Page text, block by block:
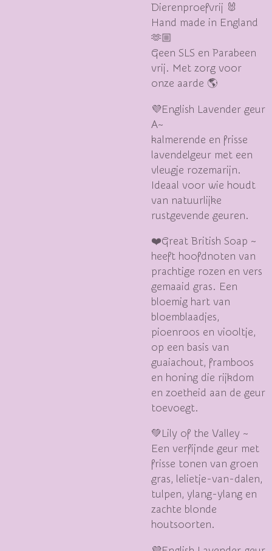
Dierenproefvrij 🐰
Hand made in England
🫶🏼
Geen SLS en Parabeen
vrij. Met zorg voor
onze aarde 🌎
💜English Lavender geur
A~
kalmerende en frisse
lavendelgeur met een
vleugje rozemarijn.
Ideaal voor wie houdt
van natuurlijke
rustgevende geuren.
❤️Great British Soap ~
heeft hoofdnoten van
prachtige rozen en vers
gemaaid gras. Een
bloemig hart van
bloemblaadjes,
pioenroos en viooltje,
op een basis van
guaiachout, framboos
en honing die rijkdom
en zoetheid aan de geur
toevoegt.
💚Lily of the Valley ~
Een verfijnde geur met
frisse tonen van groen
gras, lelietje-van-dalen,
tulpen, ylang-ylang en
zachte blonde
houtsoorten.